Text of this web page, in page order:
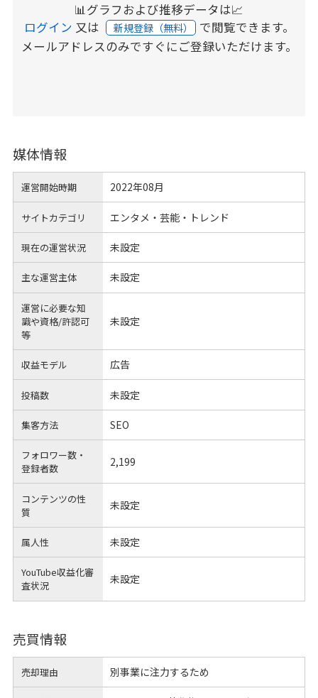
📊グラフおよび推移データは📈
ログイン 又は 新規登録（無料） で閲覧できます。
メールアドレスのみですぐにご登録いただけます。
媒体情報
運営開始時期 2022年08月
サイトカテゴリ エンタメ・芸能・トレンド
現在の運営状況 未設定
主な運営主体 未設定
運営に必要な知
識や資格/許認可
等
未設定
収益モデル 広告
投稿数 未設定
集客方法 SEO
フォロワー数・
登録者数
2,199
コンテンツの性
質
未設定
属人性 未設定
YouTube収益化審
査状況
未設定
売買情報
売却理由 別事業に注力するため